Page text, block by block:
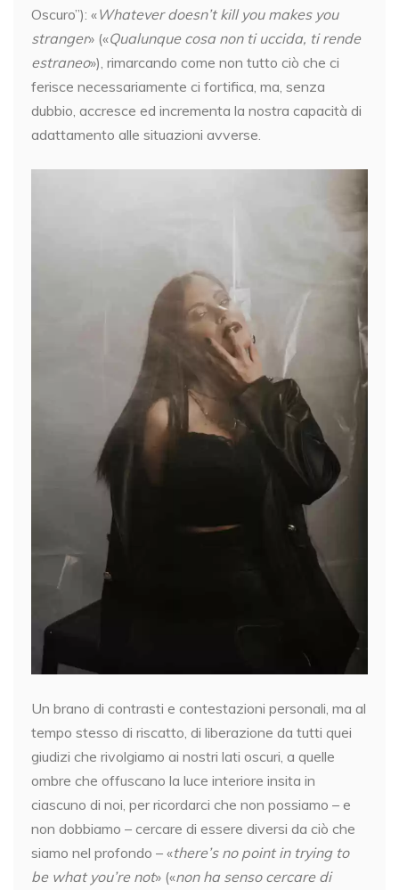
Oscuro”): «Whatever doesn’t kill you makes you
stranger» («Qualunque cosa non ti uccida, ti rende
estraneo»), rimarcando come non tutto ciò che ci
ferisce necessariamente ci fortifica, ma, senza
dubbio, accresce ed incrementa la nostra capacità di
adattamento alle situazioni avverse.
Un brano di contrasti e contestazioni personali, ma al
tempo stesso di riscatto, di liberazione da tutti quei
giudizi che rivolgiamo ai nostri lati oscuri, a quelle
ombre che offuscano la luce interiore insita in
ciascuno di noi, per ricordarci che non possiamo – e
non dobbiamo – cercare di essere diversi da ciò che
siamo nel profondo – «there’s no point in trying to
be what you’re not» («non ha senso cercare di